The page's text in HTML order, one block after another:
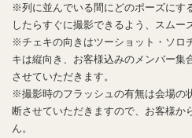
※列に並んでいる間にどのポーズにす
したらすぐに撮影できるよう、スムー
※チェキの向きはツーショット・ソロ
キは縦向き、お客様込みのメンバー集
させていただきます。
※撮影時のフラッシュの有無は会場の
断させていただきますので、お客様か
ん。